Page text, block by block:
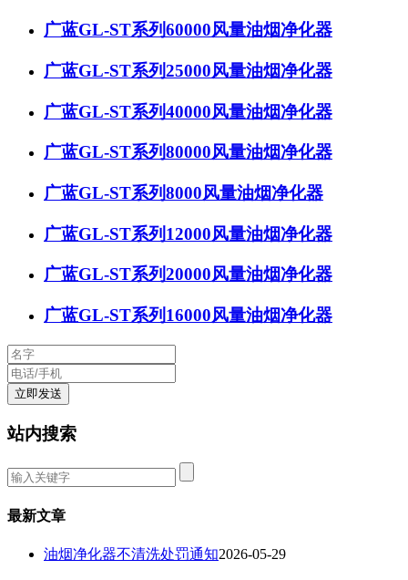
广蓝GL-ST系列60000风量油烟净化器
广蓝GL-ST系列25000风量油烟净化器
广蓝GL-ST系列40000风量油烟净化器
广蓝GL-ST系列80000风量油烟净化器
广蓝GL-ST系列8000风量油烟净化器
广蓝GL-ST系列12000风量油烟净化器
广蓝GL-ST系列20000风量油烟净化器
广蓝GL-ST系列16000风量油烟净化器
站内搜索
最新文章
油烟净化器不清洗处罚通知2026-05-29